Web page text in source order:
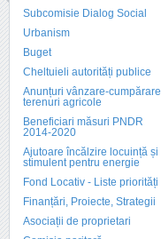
Subcomisie Dialog Social
Urbanism
Buget
Cheltuieli autorități publice
Anunțuri vânzare-cumpărare
terenuri agricole
Beneficiari măsuri PNDR
2014-2020
Ajutoare încălzire locuință și
stimulent pentru energie
Fond Locativ - Liste priorități
Finanțări, Proiecte, Strategii
Asociații de proprietari